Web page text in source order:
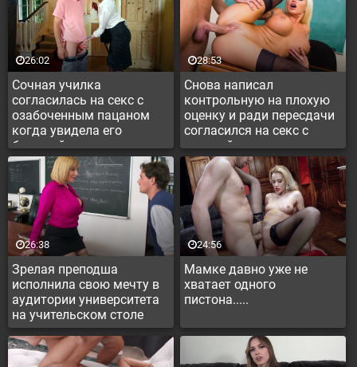
Сочная училка
согласилась на секс с
озабоченным пацаном
когда увидела его
большой член
26:02
Снова написал
контрольную на плохую
оценку и ради пересдачи
согласился на секс с
училкой
28:53
Зрелая преподша
исполнила свою мечту в
аудитории университета
на учительском столе
26:38
Мамке давно уже не
хватает одного
пистона.....
24:56